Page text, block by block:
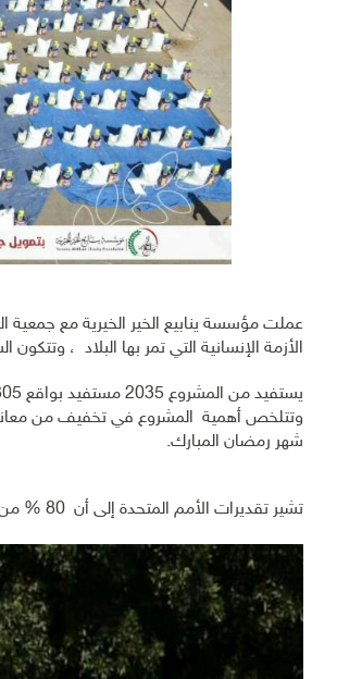
عملت مؤسسة ينابيع الخير الخيرية مع جمعية
الأزمة الإنسانية التي تمر بها البلاد ،
يستفيد من المشروع 2035 مستفيد بواقع 305 أسرة .
وتتلخص أهمية المشروع في تخفيف من معاناة
شهر رمضان المبارك.
تشير تقديرات الأمم المتحدة إلى أن ‏80 % من السكان في اليمن يحتاجون لنوع من المساعدات الإنسانية.